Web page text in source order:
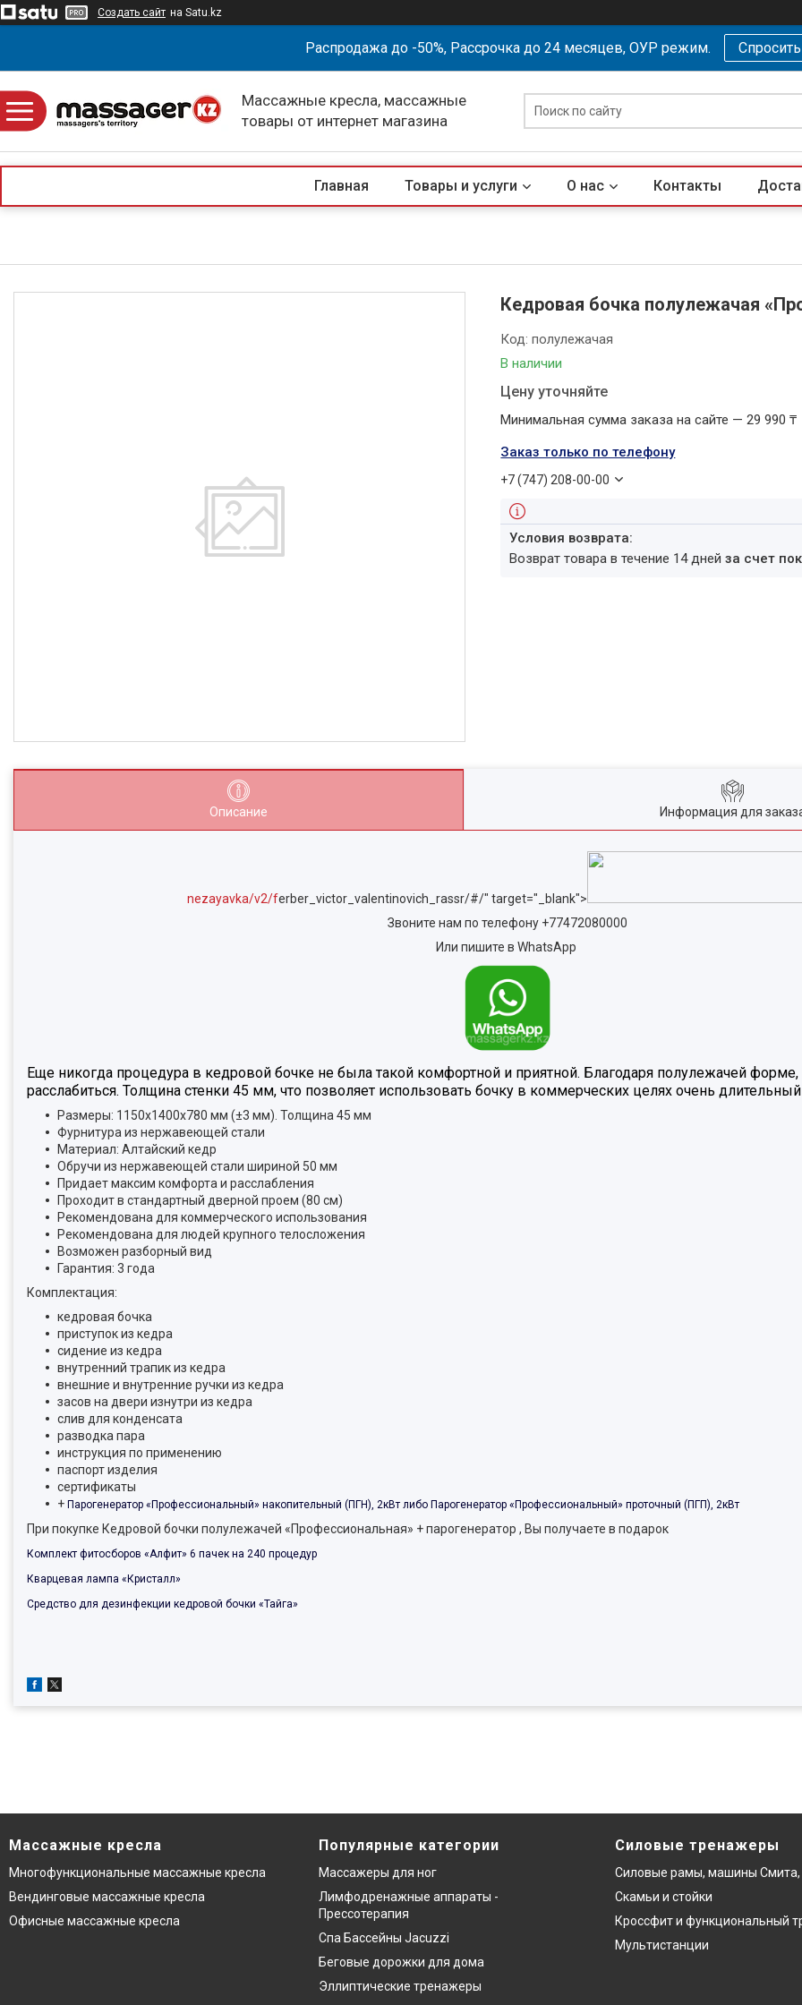
Создать сайт на Satu.kz
Распродажа до -50%, Рассрочка до 24 месяцев, ОУР режим.
Массажные кресла, массажные
товары от интернет магазина
Главная Товары и услуги О нас Контакты
Кедровая бочка полулежачая
В наличии
Код:полулежачая
Цену уточняйте
Минимальная сумма заказа на сайте — 29 990 ₸
Заказ только по телефону
+7 (747) 208-00-00
возврат товара в течение 14 днейза счет
Описание Информация для
nezayavka/v2/ferber_victor_valentinovich_rassr/#/" target="_blank">
Звоните нам по телефону +77472080000
Или пишите в WhatsApp
Еще никогда процедура в кедровой бочке не была такой комфортной и приятной. Благодаря полулежачей
расслабиться. Толщина стенки 45 мм, что позволяет использовать бочку в коммерческих целях очень
Размеры: 1150х1400х780 мм (±3 мм). Толщина 45 мм
Фурнитура из нержавеющей стали
Материал: Алтайский кедр
Обручи из нержавеющей стали шириной 50 мм
Придает максим комфорта и расслабления
Проходит в стандартный дверной проем (80 см)
Рекомендована для коммерческого использования
Рекомендована для людей крупного телосложения
Возможен разборный вид
Гарантия: 3 года
Комплектация:
кедровая бочка
приступок из кедра
сидение из кедра
внутренний трапик из кедра
внешние и внутренние ручки из кедра
засов на двери изнутри из кедра
слив для конденсата
разводка пара
инструкция по применению
паспорт изделия
сертификаты
+ Парогенератор «Профессиональный» накопительный (ПГН), 2кВт либо Парогенератор «Профессиональный» проточный (ПГП), 2кВт
При покупке Кедровой бочки полулежачей «Профессиональная» + парогенератор , Вы получаете в подарок
Комплект фитосборов «Алфит» 6 пачек на 240 процедур
Кварцевая лампа «Кристалл»
Средство для дезинфекции кедровой бочки «Тайга»
Массажные кресла
Многофункциональные массажные кресла
Вендинговые массажные кресла
Офисные массажные кресла
Популярные категории
Массажеры для ног
Лимфодренажные аппараты -
Прессотерапия
Спа Бассейны Jacuzzi
Беговые дорожки для дома
Эллиптические тренажеры
Силовые тренажеры
Силовые рамы, машины Смита,
Скамьи и стойки
Кроссфит и функциональный
Мультистанции